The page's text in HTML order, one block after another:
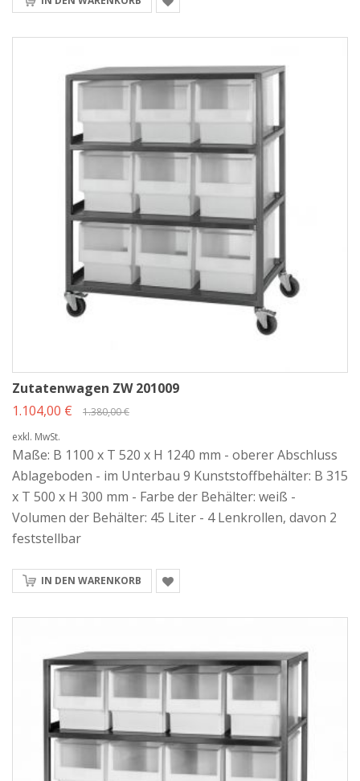
Zutatenwagen ZW 201009
1.104,00 €
1.380,00 €
exkl. MwSt.
Maße: B 1100 x T 520 x H 1240 mm - oberer Abschluss
Ablageboden - im Unterbau 9 Kunststoffbehälter: B 315
x T 500 x H 300 mm - Farbe der Behälter: weiß -
Volumen der Behälter: 45 Liter - 4 Lenkrollen, davon 2
feststellbar
IN DEN WARENKORB